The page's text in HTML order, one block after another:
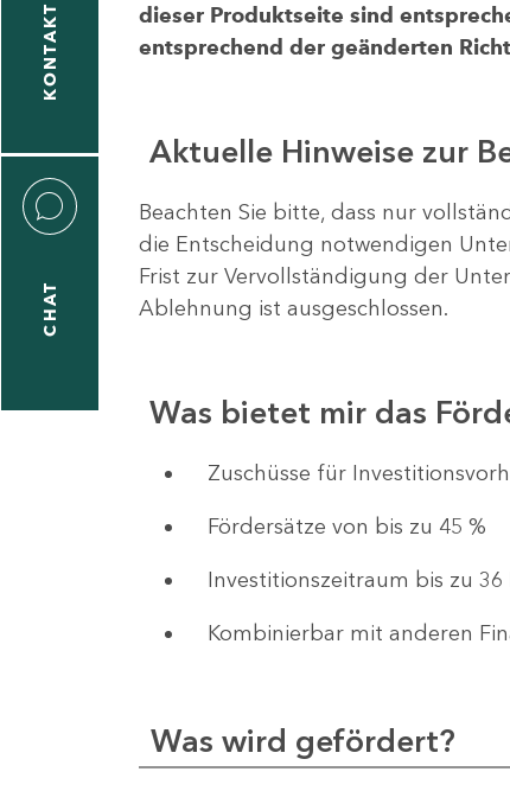
KONTAKT
CHAT
dieser Produktseite sind
entsprechend der geänderten
Aktuelle Hinweise zur
Beachten Sie bitte, dass nur
die Entscheidung notwendigen
Frist zur Vervollständigung der
Ablehnung ist ausgeschlossen.
Was bietet mir das
​​​​​​Zuschüsse für
Fördersätze von bis zu 45 %
Investitionszeitraum bis zu 36
Kombinierbar mit anderen
Was wird gefördert?